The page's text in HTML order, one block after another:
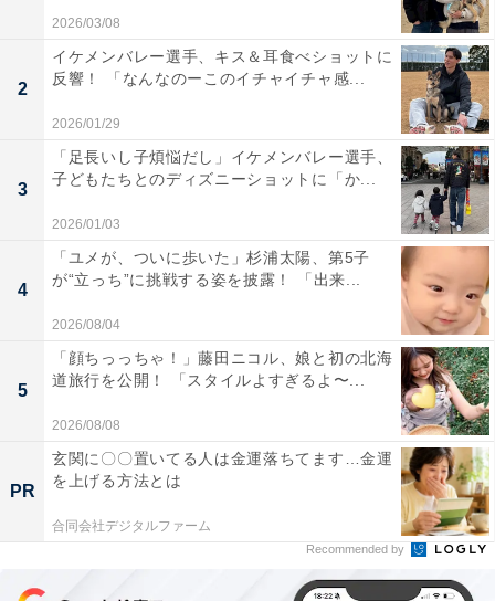
2026/03/08
2
イケメンバレー選手、キス＆耳食べショットに
反響！ 「なんなのーこのイチャイチャ感...
2026/01/29
3
「足長いし子煩悩だし」イケメンバレー選手、
子どもたちとのディズニーショットに「か...
2026/01/03
4
「ユメが、ついに歩いた」杉浦太陽、第5子
が“立っち”に挑戦する姿を披露！ 「出来...
2026/08/04
5
「顔ちっっちゃ！」藤田ニコル、娘と初の北海
道旅行を公開！ 「スタイルよすぎるよ〜...
2026/08/08
PR
玄関に〇〇置いてる人は金運落ちてます…金運
を上げる方法とは
合同会社デジタルファーム
Recommended by